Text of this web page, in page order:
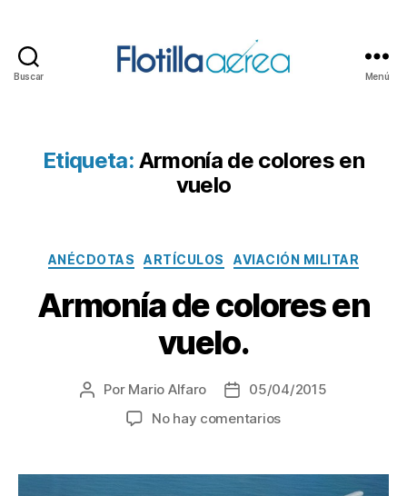
Buscar Menú
Etiqueta: Armonía de colores en
vuelo
Categorías
ANÉCDOTAS ARTÍCULOS AVIACIÓN MILITAR
Armonía de colores en
vuelo.
Autor
Por Mario Alfaro
Fecha05/04/2015
No hay comentariosen
colores